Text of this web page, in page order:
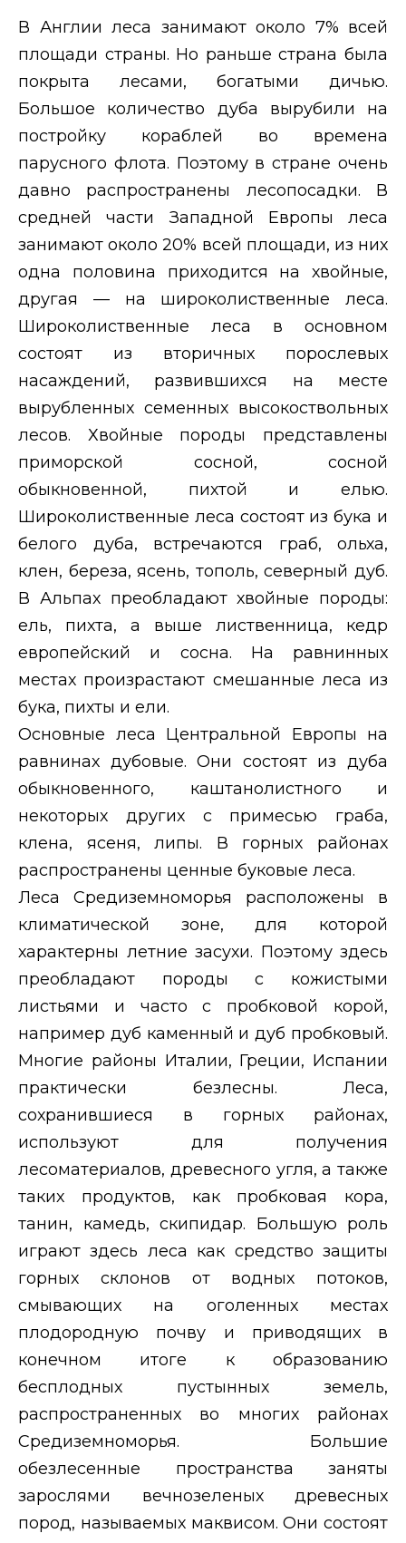
В Англии леса занимают около 7% всей
площади страны. Но раньше страна была
покрыта лесами, богатыми дичью.
Большое количество дуба вырубили на
постройку кораблей во времена
парусного флота. Поэтому в стране очень
давно распространены лесопосадки. В
средней части Западной Европы леса
занимают около 20% всей площади, из них
одна половина приходится на хвойные,
другая — на широколиственные леса.
Широколиственные леса в основном
состоят из вторичных порослевых
насаждений, развившихся на месте
вырубленных семенных высокоствольных
лесов. Хвойные породы представлены
приморской сосной, сосной
обыкновенной, пихтой и елью.
Широколиственные леса состоят из бука и
белого дуба, встречаются граб, ольха,
клен, береза, ясень, тополь, северный дуб.
В Альпах преобладают хвойные породы:
ель, пихта, а выше лиственница, кедр
европейский и сосна. На равнинных
местах произрастают смешанные леса из
бука, пихты и ели.
Основные леса Центральной Европы на
равнинах дубовые. Они состоят из дуба
обыкновенного, каштанолистного и
некоторых других с примесью граба,
клена, ясеня, липы. В горных районах
распространены ценные буковые леса.
Леса Средиземноморья расположены в
климатической зоне, для которой
характерны летние засухи. Поэтому здесь
преобладают породы с кожистыми
листьями и часто с пробковой корой,
например дуб каменный и дуб пробковый.
Многие районы Италии, Греции, Испании
практически безлесны. Леса,
сохранившиеся в горных районах,
используют для получения
лесоматериалов, древесного угля, а также
таких продуктов, как пробковая кора,
танин, камедь, скипидар. Большую роль
играют здесь леса как средство защиты
горных склонов от водных потоков,
смывающих на оголенных местах
плодородную почву и приводящих в
конечном итоге к образованию
бесплодных пустынных земель,
распространенных во многих районах
Средиземноморья. Большие
обезлесенные пространства заняты
зарослями вечнозеленых древесных
пород, называемых маквисом. Они состоят